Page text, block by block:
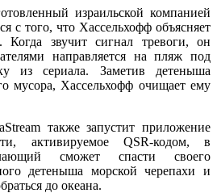
израильской компанией
с того, что Хассельхофф объясняет
Когда звучит сигнал тревоги, он
направляется на пляж под
из сериала. Заметив детеныша
мусора, Хассельхофф очищает ему
также запустит приложение
активируемое QSR-кодом, в
сможет спасти своего
детеныша морской черепахи и
до океана.